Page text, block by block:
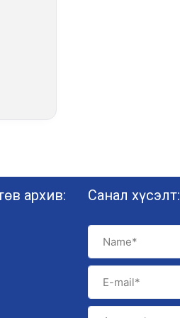
архив: Санал хүсэлт: